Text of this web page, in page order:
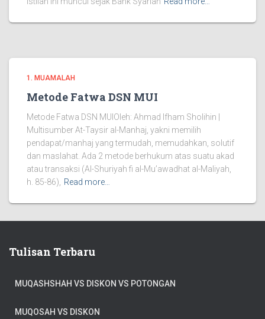
1. MUAMALAH
Metode Fatwa DSN MUI
Metode Fatwa DSN MUIOleh: Ahmad Ifham Sholihin |
Multisumber At-Taysir al-Manhaj, yakni memilih
pendapat/manhaj yang termudah, memudahkan, solutif
dan maslahat. Ada 2 metode berhukum atas suatu akad
atau transaksi (Al-Shuriyah fi al-Mu’awadhat al-Maliyah,
h. 85-86),
Read more…
Tulisan Terbaru
MUQASHSHAH VS DISKON VS POTONGAN
MUQOSAH VS DISKON